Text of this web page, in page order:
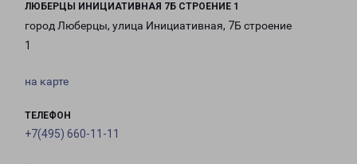
ЛЮБЕРЦЫ ИНИЦИАТИВНАЯ 7Б СТРОЕНИЕ 1
город Люберцы, улица Инициативная, 7Б строение
1
на карте
ТЕЛЕФОН
+7(495) 660-11-11